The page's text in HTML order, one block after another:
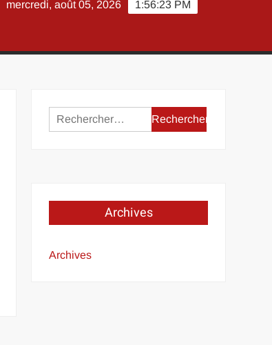
1:56:24 PM
mercredi, août 05, 2026
Rechercher :
Archives
Archives